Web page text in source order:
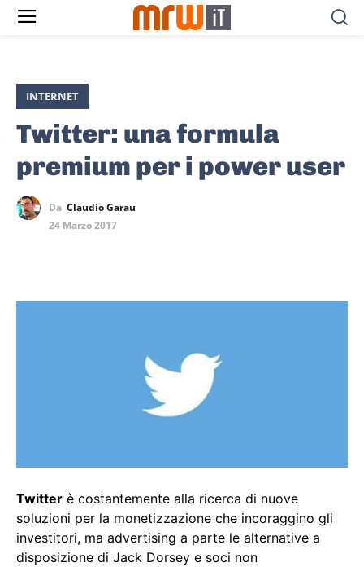
INTERNET
Twitter: una formula
premium per i power user
Da Claudio Garau
24 Marzo 2017
Twitter è costantemente alla ricerca di nuove
soluzioni per la monetizzazione che incoraggino gli
investitori, ma advertising a parte le alternative a
disposizione di Jack Dorsey e soci non